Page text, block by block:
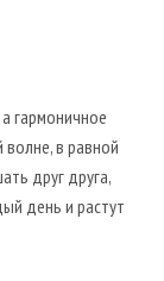
гармоничное
в равной
друг друга,
день и растут